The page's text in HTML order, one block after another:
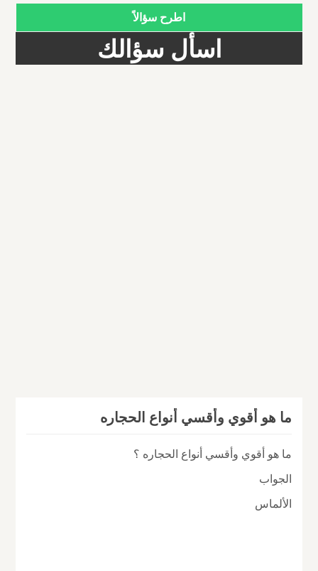
اطرح سؤالاً
اسأل سؤالك
ما هو أقوي وأقسي أنواع الحجاره
ما هو أقوي وأقسي أنواع الحجاره ؟
الجواب
الألماس